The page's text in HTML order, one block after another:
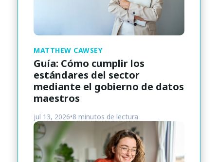
MATTHEW CAWSEY
Guía: Cómo cumplir los
estándares del sector
mediante el gobierno de datos
maestros
jul 13, 2026•8 minutos de lectura